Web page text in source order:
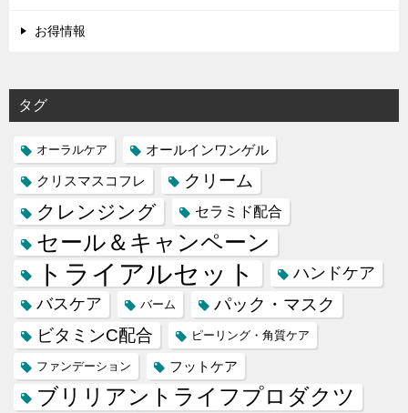
お得情報
タグ
オーラルケア
オールインワンゲル
クリスマスコフレ
クリーム
クレンジング セラミド配合
セール＆キャンペーン
トライアルセット
ハンドケア
バスケア
バーム
パック・マスク
ビタミンC配合
ピーリング・角質ケア
ファンデーション フットケア
ブリリアントライフプロダクツ